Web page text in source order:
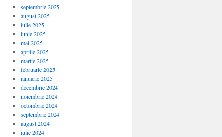
septembrie 2025
august 2025
iulie 2025
iunie 2025
mai 2025
aprilie 2025
martie 2025
februarie 2025
ianuarie 2025
decembrie 2024
noiembrie 2024
octombrie 2024
septembrie 2024
august 2024
iulie 2024